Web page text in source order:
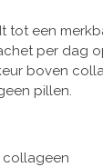
een
per
boven
pillen.
collageen